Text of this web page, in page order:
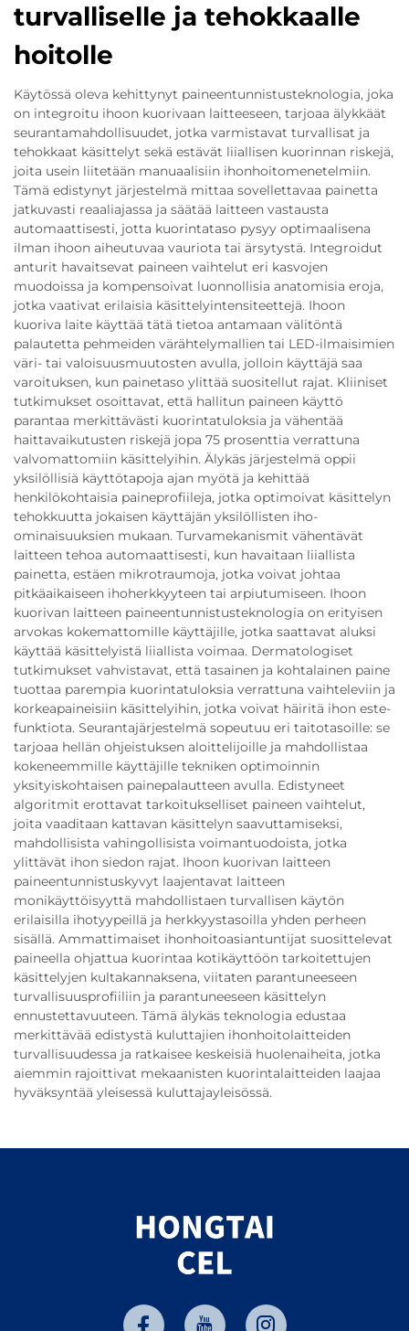
turvalliselle ja tehokkaalle
hoitolle
Käytössä oleva kehittynyt paineentunnistusteknologia, joka
on integroitu ihoon kuorivaan laitteeseen, tarjoaa älykkäät
seurantamahdollisuudet, jotka varmistavat turvallisat ja
tehokkaat käsittelyt sekä estävät liiallisen kuorinnan riskejä,
joita usein liitetään manuaalisiin ihonhoitomenetelmiin.
Tämä edistynyt järjestelmä mittaa sovellettavaa painetta
jatkuvasti reaaliajassa ja säätää laitteen vastausta
automaattisesti, jotta kuorintataso pysyy optimaalisena
ilman ihoon aiheutuvaa vauriota tai ärsytystä. Integroidut
anturit havaitsevat paineen vaihtelut eri kasvojen
muodoissa ja kompensoivat luonnollisia anatomisia eroja,
jotka vaativat erilaisia käsittelyintensiteettejä. Ihoon
kuoriva laite käyttää tätä tietoa antamaan välitöntä
palautetta pehmeiden värähtelymallien tai LED-ilmaisimien
väri- tai valoisuusmuutosten avulla, jolloin käyttäjä saa
varoituksen, kun painetaso ylittää suositellut rajat. Kliiniset
tutkimukset osoittavat, että hallitun paineen käyttö
parantaa merkittävästi kuorintatuloksia ja vähentää
haittavaikutusten riskejä jopa 75 prosenttia verrattuna
valvomattomiin käsittelyihin. Älykäs järjestelmä oppii
yksilöllisiä käyttötapoja ajan myötä ja kehittää
henkilökohtaisia paineprofiileja, jotka optimoivat käsittelyn
tehokkuutta jokaisen käyttäjän yksilöllisten iho-
ominaisuuksien mukaan. Turvamekanismit vähentävät
laitteen tehoa automaattisesti, kun havaitaan liiallista
painetta, estäen mikrotraumoja, jotka voivat johtaa
pitkäaikaiseen ihoherkkyyteen tai arpiutumiseen. Ihoon
kuorivan laitteen paineentunnistusteknologia on erityisen
arvokas kokemattomille käyttäjille, jotka saattavat aluksi
käyttää käsittelyistä liiallista voimaa. Dermatologiset
tutkimukset vahvistavat, että tasainen ja kohtalainen paine
tuottaa parempia kuorintatuloksia verrattuna vaihteleviin ja
korkeapaineisiin käsittelyihin, jotka voivat häiritä ihon este-
funktiota. Seurantajärjestelmä sopeutuu eri taitotasoille: se
tarjoaa hellän ohjeistuksen aloittelijoille ja mahdollistaa
kokeneemmille käyttäjille tekniken optimoinnin
yksityiskohtaisen painepalautteen avulla. Edistyneet
algoritmit erottavat tarkoitukselliset paineen vaihtelut,
joita vaaditaan kattavan käsittelyn saavuttamiseksi,
mahdollisista vahingollisista voimantuodoista, jotka
ylittävät ihon siedon rajat. Ihoon kuorivan laitteen
paineentunnistuskyvyt laajentavat laitteen
monikäyttöisyyttä mahdollistaen turvallisen käytön
erilaisilla ihotyypeillä ja herkkyystasoilla yhden perheen
sisällä. Ammattimaiset ihonhoitoasiantuntijat suosittelevat
paineella ohjattua kuorintaa kotikäyttöön tarkoitettujen
käsittelyjen kultakannaksena, viitaten parantuneeseen
turvallisuusprofiiliin ja parantuneeseen käsittelyn
ennustettavuuteen. Tämä älykäs teknologia edustaa
merkittävää edistystä kuluttajien ihonhoitolaitteiden
turvallisuudessa ja ratkaisee keskeisiä huolenaiheita, jotka
aiemmin rajoittivat mekaanisten kuorintalaitteiden laajaa
hyväksyntää yleisessä kuluttajayleisössä.